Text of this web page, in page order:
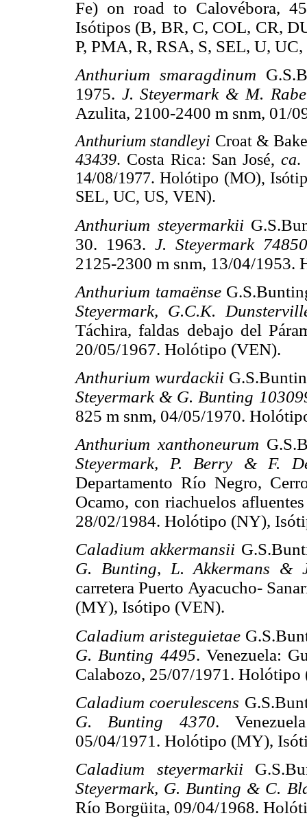
Fe) on road to Calovébora,
Isótipos (B, BR, C, COL, CR,
P, PMA, R, RSA, S, SEL, U,
Anthurium smaragdinum
1975. J. Steyermark & M.
Azulita, 2100-2400 m snm, 01/
Anthurium standleyi Croat &
43439. Costa Rica: San José, ca.
14/08/1977. Holótipo (MO),
SEL, UC, US, VEN).
Anthurium steyermarkii
30. 1963. J. Steyermark 74850
2125-2300 m snm, 13/04/1953.
Anthurium tamaënse
Steyermark, G.C.K.
Táchira, faldas debajo del
20/05/1967. Holótipo (VEN).
Anthurium wurdackii
Steyermark & G. Bunting
825 m snm, 04/05/1970.
Anthurium xanthoneurum
Steyermark, P. Berry & F.
Departamento Río Negro,
Ocamo, con riachuelos
28/02/1984. Holótipo (NY),
Caladium akkermansii
G. Bunting, L. Akkermans &
carretera Puerto Ayacucho-
(MY), Isótipo (VEN).
Caladium aristeguietae
G. Bunting 4495. Venezuela:
Calabozo, 25/07/1971.
Caladium coerulescens
G. Bunting 4370.
05/04/1971. Holótipo (MY),
Caladium steyermarkii
Steyermark, G. Bunting & C.
Río Borgüita, 09/04/1968.